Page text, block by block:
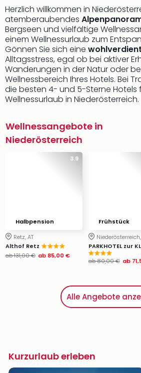
Herzlich willkommen in
atemberaubendes
Bergseen und vielfältige
einem Wellnessurlaub zum
Gönnen Sie sich eine
Alltagsstress, egal ob bei aktiver
Wanderungen in der Natur oder
Wellnessbereich Ihres Hotels. Bei
die besten 4- und 5-Sterne Hotels
Wellnessurlaub in Niederösterreich.
Wellnessangebote in
Niederösterreich
3.9
Halbpension
Retz, AT
Althof Retz
ab131,00 € ab 85,00 €
Frühstück
PARKHOTEL zur
ab80,00 € ab
Alle Angebote
Kurzurlaub erleben